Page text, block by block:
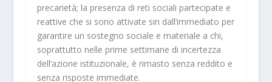
precarietà; la presenza di reti sociali partecipate e
reattive che si sono attivate sin dall’immediato per
garantire un sostegno sociale e materiale a chi,
soprattutto nelle prime settimane di incertezza
dell’azione istituzionale, è rimasto senza reddito e
senza risposte immediate.